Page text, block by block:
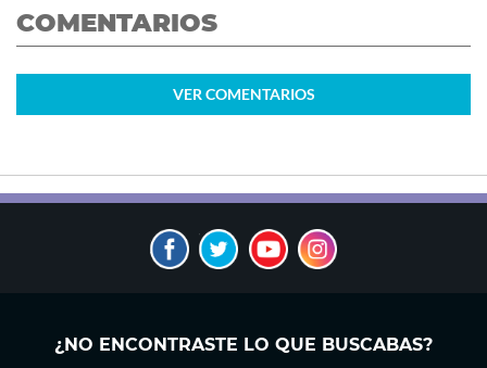
COMENTARIOS
VER COMENTARIOS
¿NO ENCONTRASTE LO QUE BUSCABAS?